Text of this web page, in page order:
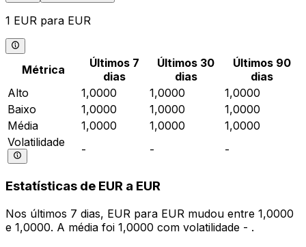
1 EUR para EUR
Métrica
Últimos 7
dias
Últimos 30
dias
Últimos 90
dias
Alto
1,0000 1,0000
1,0000
Baixo
1,0000 1,0000
1,0000
Média
1,0000 1,0000
1,0000
Volatilidade
- - -
Estatísticas de EUR a EUR
Nos últimos 7 dias, EUR para EUR mudou entre 1,0000
e 1,0000. A média foi 1,0000 com volatilidade - .